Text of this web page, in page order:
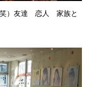
笑）友達 恋人 家族と